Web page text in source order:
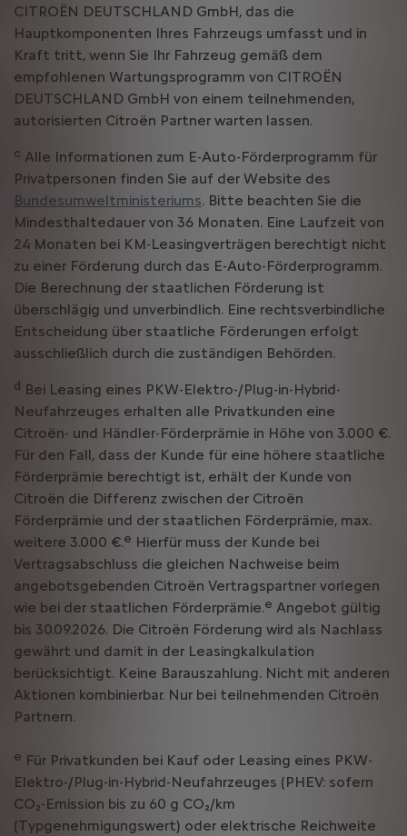
CITROËN DEUTSCHLAND GmbH, das die
Hauptkomponenten Ihres Fahrzeugs umfasst und in
Kraft tritt, wenn Sie Ihr Fahrzeug gemäß dem
empfohlenen Wartungsprogramm von CITROËN
DEUTSCHLAND GmbH von einem teilnehmenden,
autorisierten Citroën Partner warten lassen.
c Alle Informationen zum E-Auto-Förderprogramm für
Privatpersonen finden Sie auf der Website des
Bundesumweltministeriums. Bitte beachten Sie die
Mindesthaltedauer von 36 Monaten. Eine Laufzeit von
24 Monaten bei KM-Leasingverträgen berechtigt nicht
zu einer Förderung durch das E-Auto-Förderprogramm.
Die Berechnung der staatlichen Förderung ist
überschlägig und unverbindlich. Eine rechtsverbindliche
Entscheidung über staatliche Förderungen erfolgt
ausschließlich durch die zuständigen Behörden.
d Bei Leasing eines PKW-Elektro-/Plug-in-Hybrid-
Neufahrzeuges erhalten alle Privatkunden eine
Citroën- und Händler-Förderprämie in Höhe von 3.000 €.
Für den Fall, dass der Kunde für eine höhere staatliche
Förderprämie berechtigt ist, erhält der Kunde von
Citroën die Differenz zwischen der Citroën
Förderprämie und der staatlichen Förderprämie, max.
weitere 3.000 €.e Hierfür muss der Kunde bei
Vertragsabschluss die gleichen Nachweise beim
angebotsgebenden Citroën Vertragspartner vorlegen
wie bei der staatlichen Förderprämie.e Angebot gültig
bis 30.09.2026. Die Citroën Förderung wird als Nachlass
gewährt und damit in der Leasingkalkulation
berücksichtigt. Keine Barauszahlung. Nicht mit anderen
Aktionen kombinierbar. Nur bei teilnehmenden Citroën
Partnern.
e Für Privatkunden bei Kauf oder Leasing eines PKW-
Elektro-/Plug-in-Hybrid-Neufahrzeuges (PHEV: sofern
CO₂-Emission bis zu 60 g CO₂/km
(Typgenehmigungswert) oder elektrische Reichweite